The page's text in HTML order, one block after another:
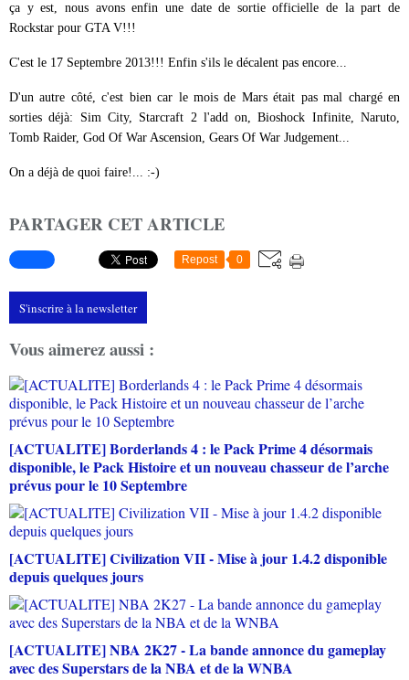
ça y est, nous avons enfin une date de sortie officielle de la part de
Rockstar pour GTA V!!!
C'est le 17 Septembre 2013!!! Enfin s'ils le décalent pas encore...
D'un autre côté, c'est bien car le mois de Mars était pas mal chargé en
sorties déjà: Sim City, Starcraft 2 l'add on, Bioshock Infinite, Naruto,
Tomb Raider, God Of War Ascension, Gears Of War Judgement...
On a déjà de quoi faire!... :-)
PARTAGER CET ARTICLE
Repost 0
S'inscrire à la newsletter
Vous aimerez aussi :
[ACTUALITE] Borderlands 4 : le Pack Prime 4 désormais
disponible, le Pack Histoire et un nouveau chasseur de l’arche
prévus pour le 10 Septembre
[ACTUALITE] Civilization VII - Mise à jour 1.4.2 disponible
depuis quelques jours
[ACTUALITE] NBA 2K27 - La bande annonce du gameplay
avec des Superstars de la NBA et de la WNBA